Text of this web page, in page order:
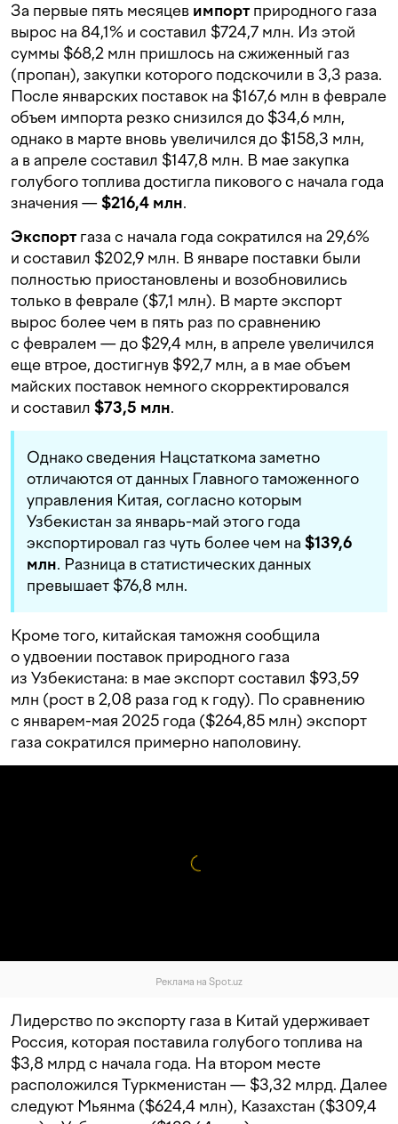
За первые пять месяцев импорт природного газа
вырос на 84,1% и составил $724,7 млн. Из этой
суммы $68,2 млн пришлось на сжиженный газ
(пропан), закупки которого подскочили в 3,3 раза.
После январских поставок на $167,6 млн в феврале
объем импорта резко снизился до $34,6 млн,
однако в марте вновь увеличился до $158,3 млн,
а в апреле составил $147,8 млн. В мае закупка
голубого топлива достигла пикового с начала года
значения —$216,4 млн.
Экспорт газа с начала года сократился на 29,6%
и составил $202,9 млн. В январе поставки были
полностью приостановлены и возобновились
только в феврале ($7,1 млн). В марте экспорт
вырос более чем в пять раз по сравнению
с февралем — до $29,4 млн, в апреле увеличился
еще втрое, достигнув $92,7 млн, а в мае объем
майских поставок немного скорректировался
и составил $73,5 млн.
Однако сведения Нацстаткома заметно
отличаются от данных Главного таможенного
управления Китая, согласно которым
Узбекистан за январь-май этого года
экспортировал газ чуть более чем на $139,6
млн. Разница в статистических данных
превышает $76,8 млн.
Кроме того, китайская таможня сообщила
о удвоении поставок природного газа
из Узбекистана: в мае экспорт составил $93,59
млн (рост в 2,08 раза год к году). По сравнению
с январем-мая 2025 года ($264,85 млн) экспорт
газа сократился примерно наполовину.
Реклама на Spot.uz
Лидерство по экспорту газа в Китай удерживает
Россия, которая поставила голубого топлива на
$3,8 млрд с начала года. На втором месте
расположился Туркменистан — $3,32 млрд. Далее
следуют Мьянма ($624,4 млн), Казахстан ($309,4